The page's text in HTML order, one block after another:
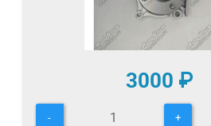
3000 ₽
- +